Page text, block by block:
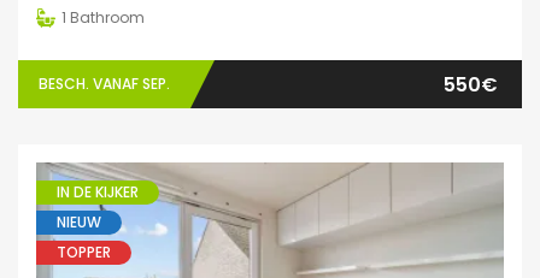
1 Bathroom
BESCH. VANAF SEP. 550€
IN DE KIJKER
NIEUW
TOPPER